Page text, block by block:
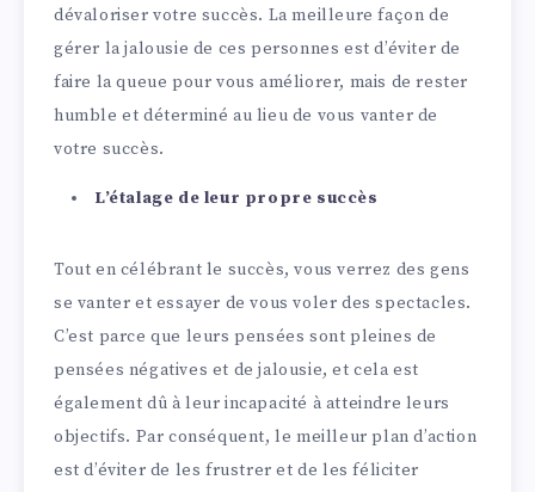
dévaloriser votre succès. La meilleure façon de
gérer la jalousie de ces personnes est d’éviter de
faire la queue pour vous améliorer, mais de rester
humble et déterminé au lieu de vous vanter de
votre succès.
L’étalage de leur propre succès
Tout en célébrant le succès, vous verrez des gens
se vanter et essayer de vous voler des spectacles.
C’est parce que leurs pensées sont pleines de
pensées négatives et de jalousie, et cela est
également dû à leur incapacité à atteindre leurs
objectifs. Par conséquent, le meilleur plan d’action
est d’éviter de les frustrer et de les féliciter